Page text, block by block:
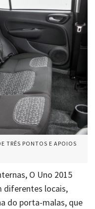
TRÊS PONTOS E APOIOS
O Uno 2015
diferentes locais,
do porta-malas, que